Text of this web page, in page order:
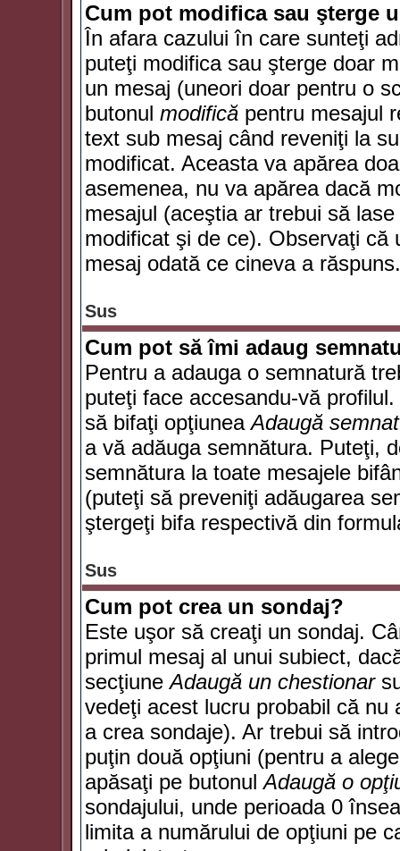
Cum pot modifica sau şterge
În afara cazului în care sunteţi
puteţi modifica sau şterge doar
un mesaj (uneori doar pentru o
butonul modifică pentru mesajul
text sub mesaj când reveniţi la
modificat. Aceasta va apărea
asemenea, nu va apărea dacă
mesajul (aceştia ar trebui să
modificat şi de ce). Observaţi că
mesaj odată ce cineva a răspuns.
Sus
Cum pot să îmi adaug
Pentru a adauga o semnatură
puteţi face accesandu-vă
să bifaţi opţiuneaAdaugă
a vă adăuga semnătura. Puteţi,
semnătura la toate mesajele
(puteţi să preveniţi adăugarea
ştergeţi bifa respectivă din
Sus
Cum pot crea un sondaj?
Este uşor să creaţi un sondaj.
primul mesaj al unui subiect,
secţiuneAdaugă un chestionar
vedeţi acest lucru probabil că nu
a crea sondaje). Ar trebui să
puţin două opţiuni (pentru a
apăsaţi pe butonulAdaugă o
sondajului, unde perioada 0
limita a numărului de opţiuni pe